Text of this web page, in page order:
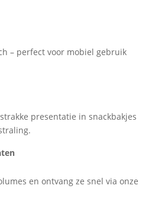
– perfect voor mobiel gebruik
presentatie in snackbakjes
en ontvang ze snel via onze